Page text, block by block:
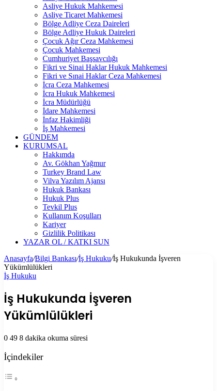
Asliye Hukuk Mahkemesi
Asliye Ticaret Mahkemesi
Bölge Adliye Ceza Daireleri
Bölge Adliye Hukuk Daireleri
Çocuk Ağır Ceza Mahkemesi
Çocuk Mahkemesi
Cumhuriyet Başsavcılığı
Fikri ve Sinai Haklar Hukuk Mahkemesi
Fikri ve Sınai Haklar Ceza Mahkemesi
İcra Ceza Mahkemesi
İcra Hukuk Mahkemesi
İcra Müdürlüğü
İdare Mahkemesi
İnfaz Hakimliği
İş Mahkemesi
GÜNDEM
KURUMSAL
Hakkımda
Av. Gökhan Yağmur
Turkey Brand Law
Vilva Yazılım Ajansı
Hukuk Bankası
Hukuk Plus
Tevkil Plus
Kullanım Koşulları
Kariyer
Gizlilik Politikası
YAZAR OL / KATKI SUN
Anasayfa/Bilgi Bankası/İş Hukuku/İş Hukukunda İşveren
Yükümlülükleri
İş Hukuku
İş Hukukunda İşveren
Yükümlülükleri
0 49 8 dakika okuma süresi
İçindekiler